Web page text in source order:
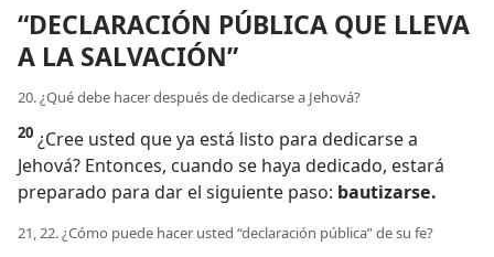
“DECLARACIÓN PÚBLICA QUE LLEVA
A LA SALVACIÓN”
20. ¿Qué debe hacer después de dedicarse a Jehová?
20 ¿Cree usted que ya está listo para dedicarse a
Jehová? Entonces, cuando se haya dedicado, estará
preparado para dar el siguiente paso: bautizarse.
21, 22. ¿Cómo puede hacer usted “declaración pública” de su fe?